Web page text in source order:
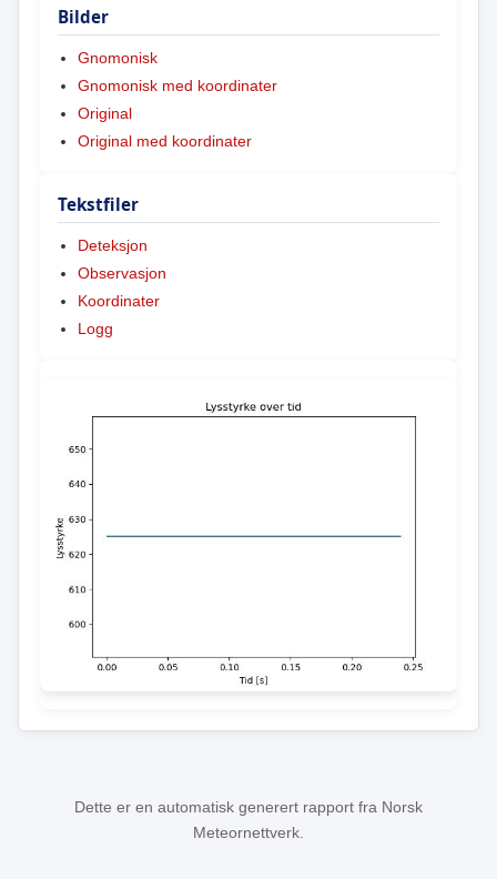
Bilder
Gnomonisk
Gnomonisk med koordinater
Original
Original med koordinater
Tekstfiler
Deteksjon
Observasjon
Koordinater
Logg
Dette er en automatisk generert rapport fra Norsk
Meteornettverk.